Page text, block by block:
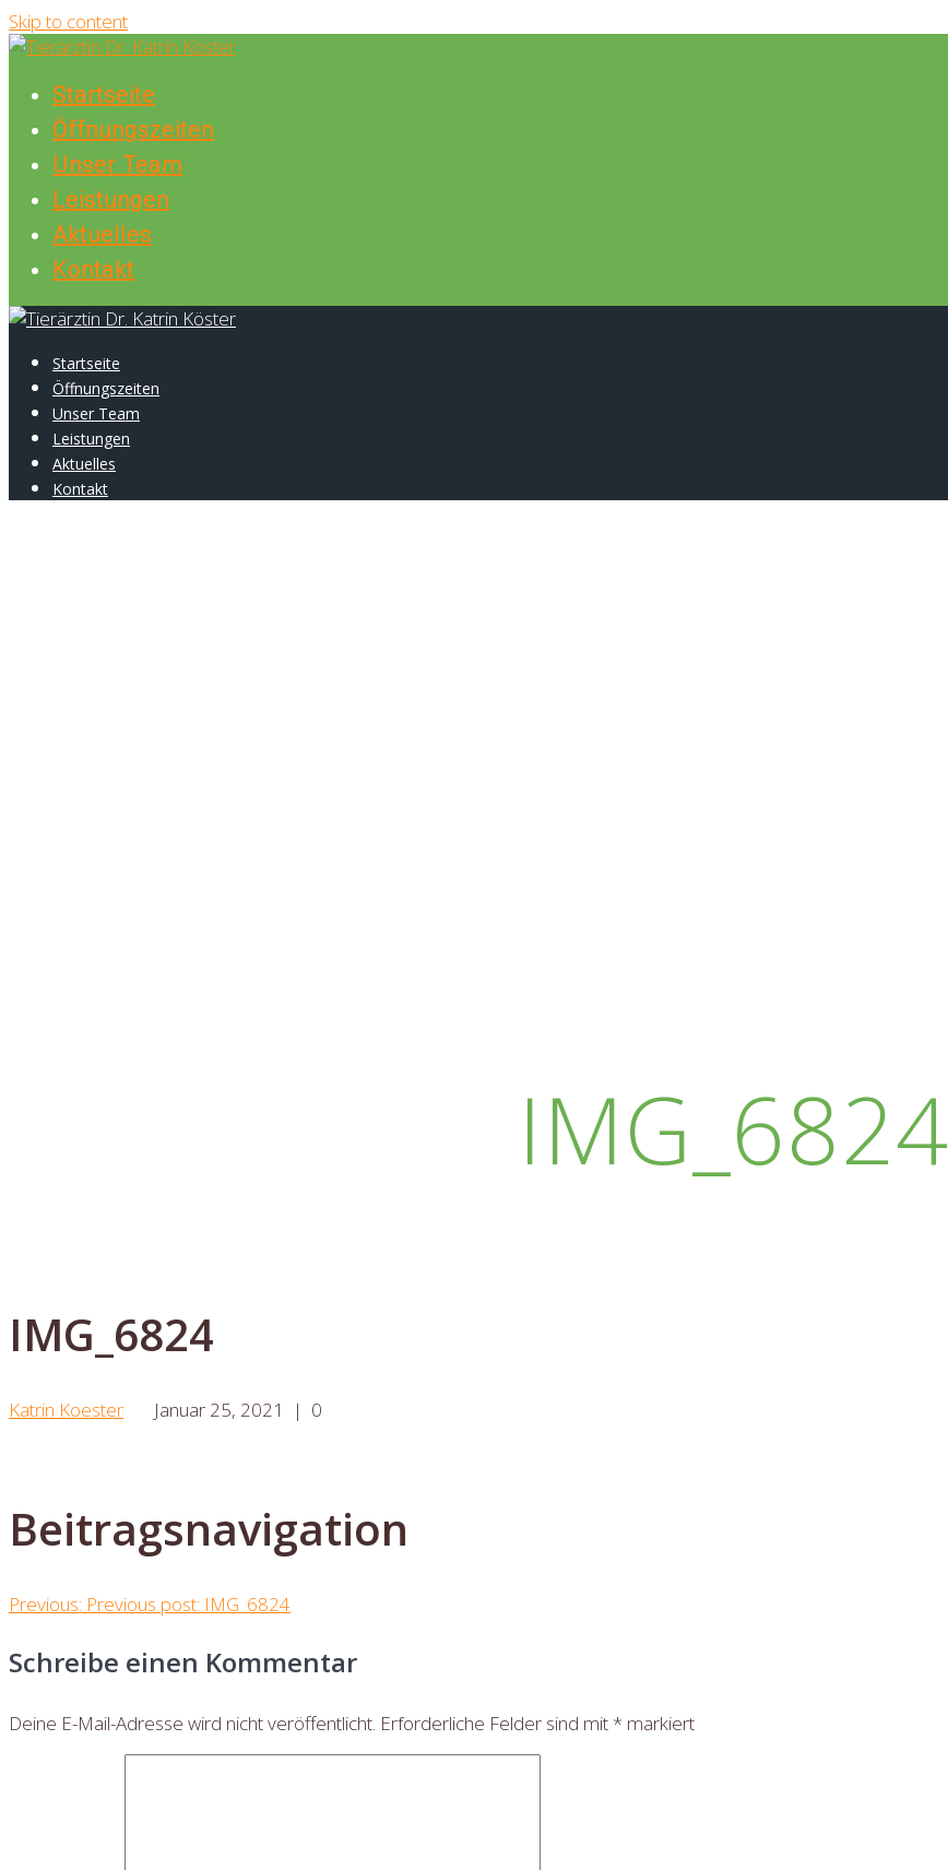
Skip to content
Startseite
Öffnungszeiten
Unser Team
Leistungen
Aktuelles
Kontakt
Startseite
Öffnungszeiten
Unser Team
Leistungen
Aktuelles
Kontakt
IMG_6824
IMG_6824
Katrin Koester Januar 25, 2021 | 0
Beitragsnavigation
Previous: Previous post: IMG_6824
Schreibe einen Kommentar
Deine E-Mail-Adresse wird nicht veröffentlicht. Erforderliche Felder sind mit* markiert